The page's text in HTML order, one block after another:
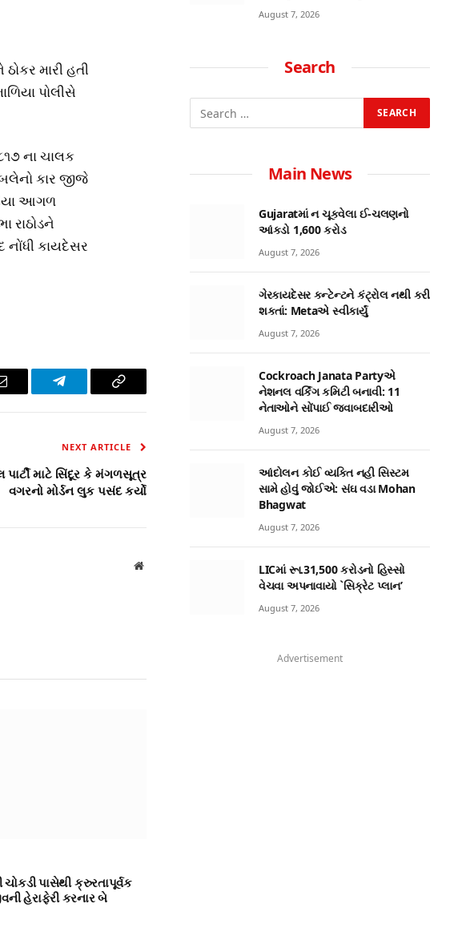
મારી હતી
પોલીસે
ના ચાલક
બલેનો કાર જીજે
આગળ
રાઠોડને
નોંધી કાયદેસર
Telegram Copy
NEXT ARTICLE
માટે સિંદૂર કે મંગળસૂત્ર
વગરનો મોર્ડન લુક પસંદ કર્યો
Website
પાસેથી ક્રુરતાપૂર્વક
હેરાફેરી કરનાર બે
August 7, 2026
Search
Main News
Gujaratમાં ન ચૂકવેલા ઈ-ચલણનો
આંકડો 1,600 કરોડ
August 7, 2026
ગેરકાયદેસર કન્ટેન્ટને કંટ્રોલ નથી કરી
શકતાં: Metaએ સ્વીકાર્યું
August 7, 2026
Cockroach Janata Partyએ
નેશનલ વર્કિંગ કમિટી બનાવી: 11
નેતાઓને સોંપાઈ જવાબદારીઓ
August 7, 2026
આંદોલન કોઈ વ્યક્તિ નહી સિસ્ટમ
સામે હોવું જોઈએ: સંઘ વડા Mohan
Bhagwat
August 7, 2026
LICમાં રૂા.31,500 કરોડનો હિસ્સો
વેચવા અપનાવાયો `સિક્રેટ પ્લાન’
August 7, 2026
Advertisement